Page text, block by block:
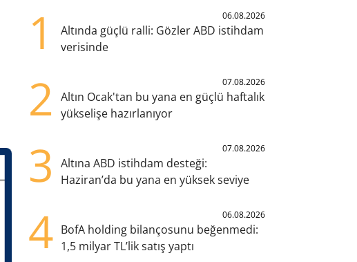
1 06.08.2026
Altında güçlü ralli: Gözler ABD istihdam
verisinde
2 07.08.2026
Altın Ocak'tan bu yana en güçlü haftalık
yükselişe hazırlanıyor
3 07.08.2026
Altına ABD istihdam desteği:
Haziran’da bu yana en yüksek seviye
4 06.08.2026
BofA holding bilançosunu beğenmedi:
1,5 milyar TL’lik satış yaptı